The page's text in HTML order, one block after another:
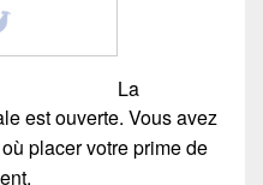
La
est ouverte. Vous avez
placer votre prime de